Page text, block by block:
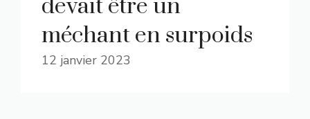
devait être un
méchant en surpoids
12 janvier 2023